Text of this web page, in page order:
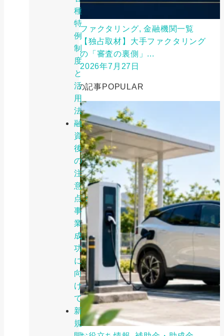
種
特
例
制
度
と
活
用
法
融
資
後
の
注
意
点：
事
業
成
功
に
向
け
て
新
規
ファクタリング, 金融機関一覧
【独占取材】大手ファクタリング
の「審査の裏側」...
2026年7月27日
人気の記事POPULAR